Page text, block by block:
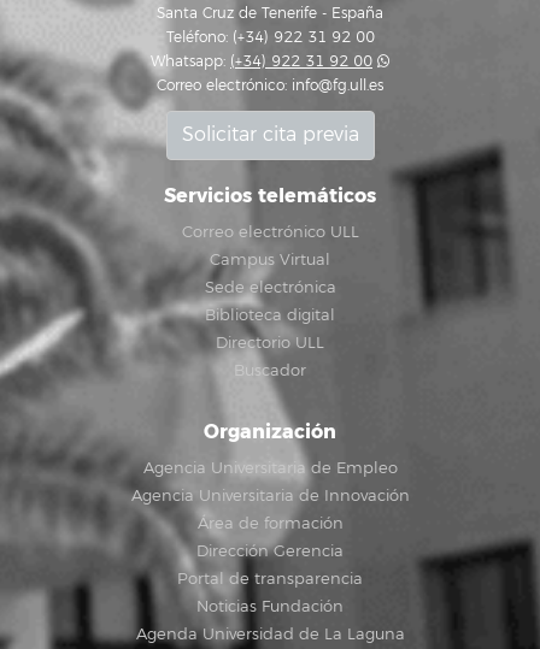
Santa Cruz de Tenerife - España
Teléfono: (+34) 922 31 92 00
Whatsapp: (+34) 922 31 92 00
Correo electrónico: info@fg.ull.es
Solicitar cita previa
Servicios telemáticos
Correo electrónico ULL
Campus Virtual
Sede electrónica
Biblioteca digital
Directorio ULL
Buscador
Organización
Agencia Universitaria de Empleo
Agencia Universitaria de Innovación
Área de formación
Dirección Gerencia
Portal de transparencia
Noticias Fundación
Agenda Universidad de La Laguna